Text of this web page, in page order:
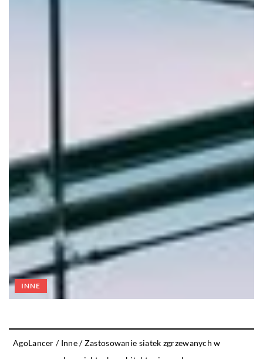
INNE
AgoLancer / Inne/Zastosowanie siatek zgrzewanych w